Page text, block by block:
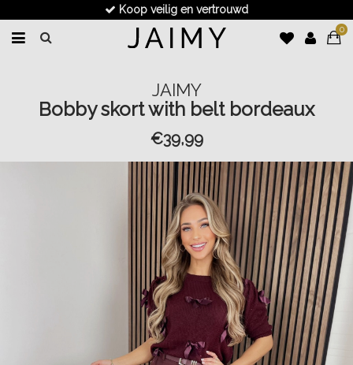
Koop veilig en vertrouwd
0
JAIMY
Bobby skort with belt bordeaux
€39,99